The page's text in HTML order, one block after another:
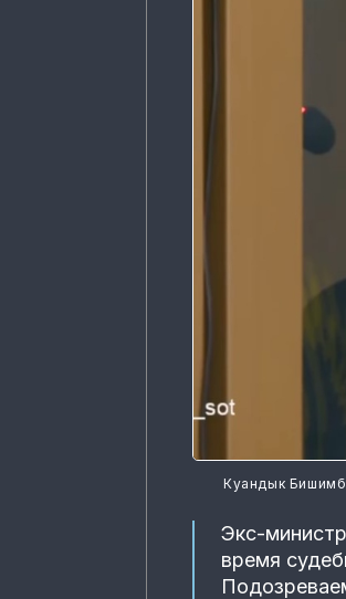
Куандык
Экс-
время